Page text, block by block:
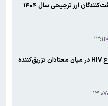
اسامی دریافت‌کنندگان ارز ترجیحی سال ۱۴۰۴
۱۳:۱۲
کاهش شیوع HIV در میان معتادان تزریق‌کننده
۱۳:۰۷